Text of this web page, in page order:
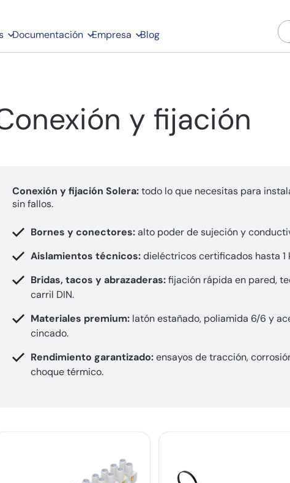
Documentación Empresa Blog
y fijación
Conexión y fijación Solera:todo lo que necesitas para
sin fallos.
Bornes y conectores:alto poder de sujeción y
Aislamientos técnicos:dieléctricos certificados hasta 1
Bridas, tacos y abrazaderas:fijación rápida en pared,
carril DIN.
Materiales premium: latón estañado, poliamida 6/6 y
cincado.
Rendimiento garantizado:ensayos de tracción,
choque térmico.